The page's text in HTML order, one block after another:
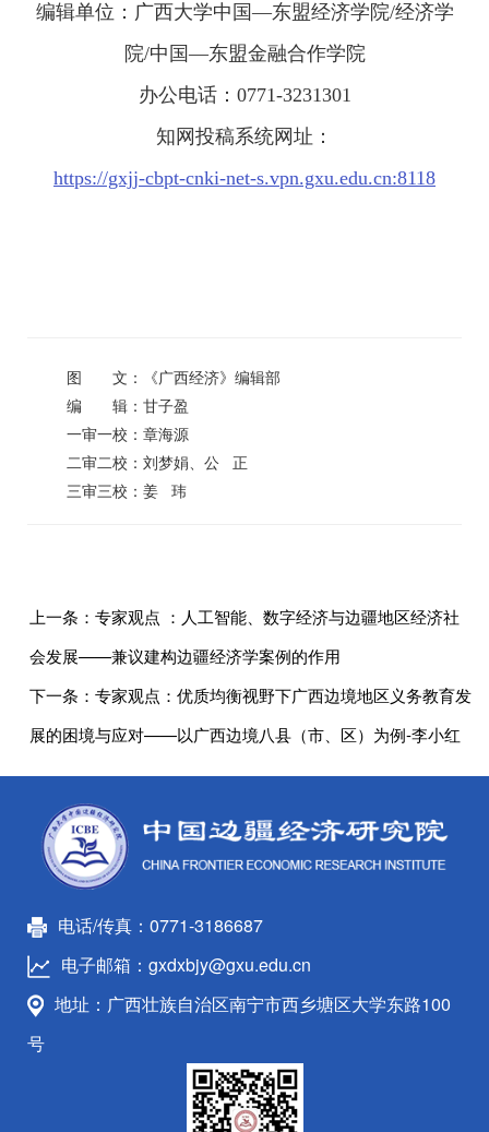
编辑单位：广西大学中国—东盟经济学院/经济学
院/中国—东盟金融合作学院
办公电话：0771-3231301
知网投稿系统网址：
https://gxjj-cbpt-cnki-net-s.vpn.gxu.edu.cn:8118
图 文：《广西经济》编辑部
编 辑：甘子盈
一审一校：章海源
二审二校：刘梦娟、公 正
三审三校：姜 玮
上一条： 专家观点 ：人工智能、数字经济与边疆地区经济社
会发展——兼议建构边疆经济学案例的作用
下一条： 专家观点：优质均衡视野下广西边境地区义务教育发
展的困境与应对——以广西边境八县（市、区）为例-李小红
电话/传真：0771-3186687
电子邮箱：gxdxbjy@gxu.edu.cn
地址：广西壮族自治区南宁市西乡塘区大学东路100
号